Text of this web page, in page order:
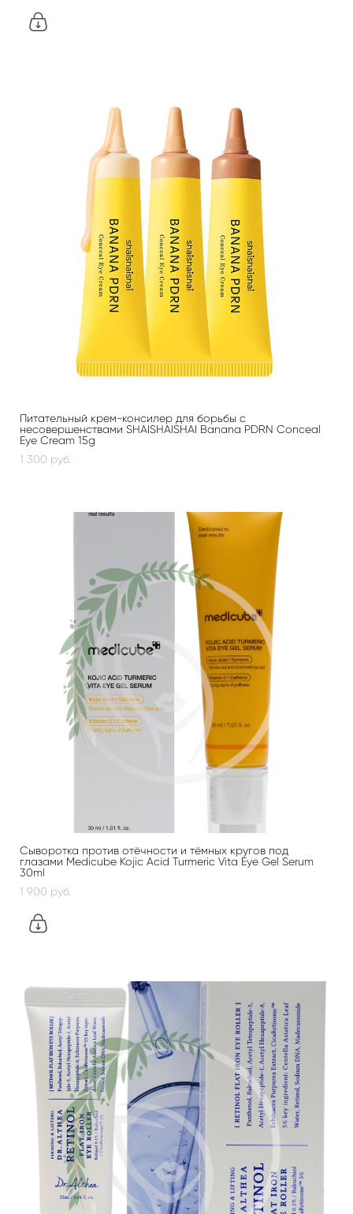
Питательный крем-консилер для борьбы с
несовершенствами SHAISHAISHAI Banana PDRN Conceal
Eye Cream 15g
1 300 pуб.
Сыворотка против отёчности и тёмных кругов под
глазами Medicube Kojic Acid Turmeric Vita Eye Gel Serum
30ml
1 900 pуб.